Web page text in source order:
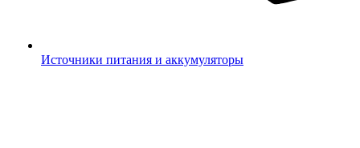
Источники питания и аккумуляторы